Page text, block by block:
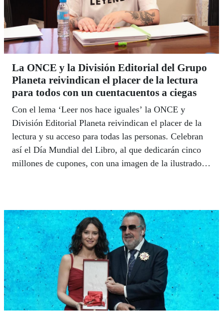
La ONCE y la División Editorial del Grupo
Planeta reivindican el placer de la lectura
para todos con un cuentacuentos a ciegas
Con el lema ‘Leer nos hace iguales’ la ONCE y
División Editorial Planeta reivindican el placer de la
lectura y su acceso para todas las personas. Celebran
así el Día Mundial del Libro, al que dedicarán cinco
millones de cupones, con una imagen de la ilustradora